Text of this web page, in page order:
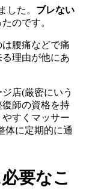
した。 ブレない
のです。
腰痛などで痛
理由が他にあ
店(厳密にいう
師の資格を持
すくマッサー
体に定期的に通
要なこ